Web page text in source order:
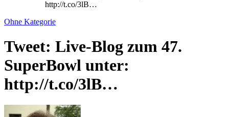
http://t.co/3lB…
Ohne Kategorie
Tweet: Live-Blog zum 47.
SuperBowl unter:
http://t.co/3lB…